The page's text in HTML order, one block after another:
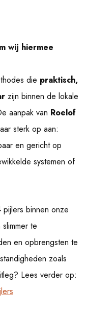
wij hiermee
die praktisch,
zijn binnen de lokale
aanpak van Roelof
sterk op aan:
en gericht op
systemen of
binnen onze
te
en opbrengsten te
zoals
Lees verder op: